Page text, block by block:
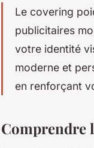
Le covering
publicitaires
votre identité
moderne et
en renforçant
Comprendre